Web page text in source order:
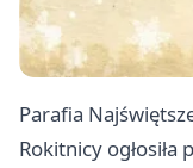
Parafia
Rokitnicy